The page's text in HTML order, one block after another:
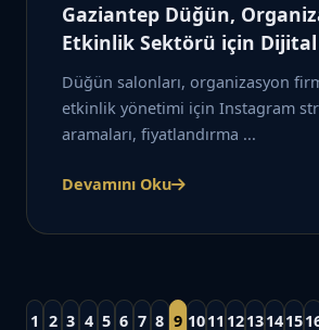
Gaziantep Düğün,
Etkinlik Sektörü için
Düğün salonları, organizasyon
etkinlik yönetimi için Instagram
aramaları, fiyatlandırma ...
Devamını Oku
1 2 3 4 5 6 7 8 9 1011 12131415